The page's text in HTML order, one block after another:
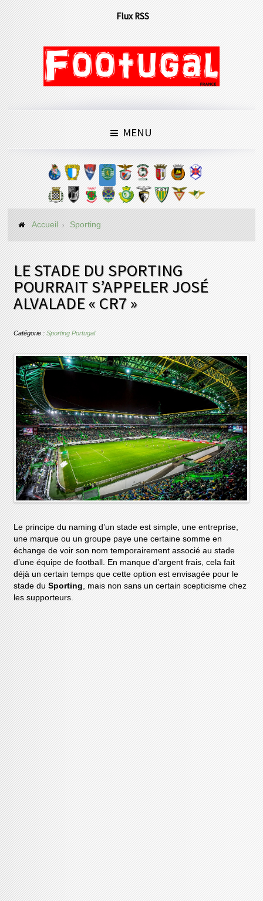
Flux RSS
MENU
Accueil Sporting
LE STADE DU SPORTING
POURRAIT S’APPELER JOSÉ
ALVALADE « CR7 »
Catégorie :Sporting Portugal
Le principe du naming d’un stade est simple, une entreprise,
une marque ou un groupe paye une certaine somme en
échange de voir son nom temporairement associé au stade
d’une équipe de football. En manque d’argent frais, cela fait
déjà un certain temps que cette option est envisagée pour le
stade duSporting , mais non sans un certain scepticisme chez
les supporteurs.